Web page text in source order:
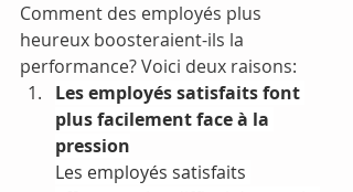
Comment des employés plus
heureux boosteraient-ils la
performance? Voici deux raisons:
Les employés satisfaits font
plus facilement face à la
pression
Les employés satisfaits